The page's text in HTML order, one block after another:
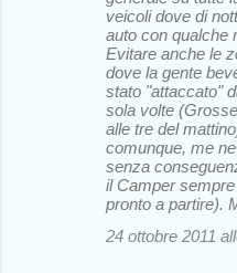
veicoli dove di
auto con qualche
Evitare anche le
dove la gente
stato "attaccato"
sola volte
alle tre del
comunque, me
senza
il Camper
pronto a partire).
24 ottobre 2011